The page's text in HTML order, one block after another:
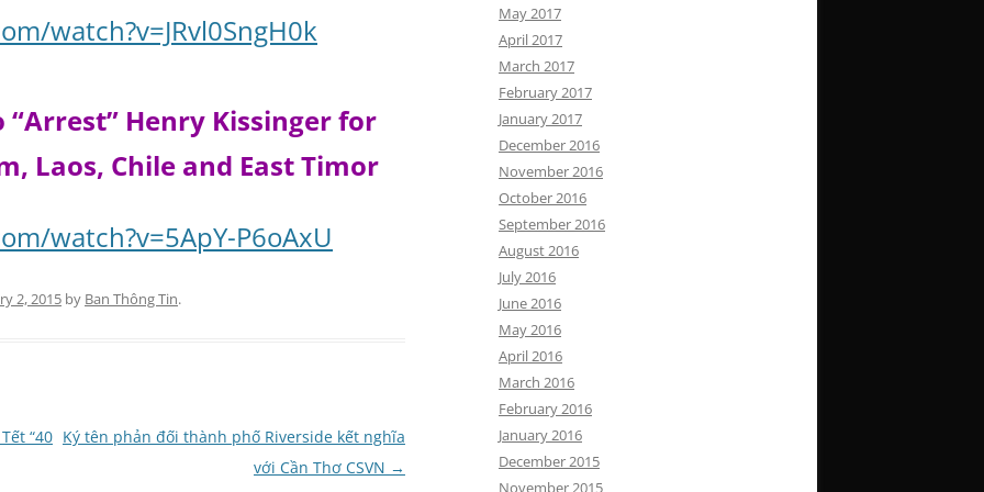
watch?v=JRvl0SngH0k
Henry Kissinger for
Laos, Chile and East Timor
watch?v=5ApY-P6oAxU
2, 2015 by Ban Thông Tin.
“40 Ký tên phản đối thành phố Riverside kết nghĩa
với Cần Thơ CSVN →
May 2017
April 2017
March 2017
February 2017
January 2017
December 2016
November 2016
October 2016
September 2016
August 2016
July 2016
June 2016
May 2016
April 2016
March 2016
February 2016
January 2016
December 2015
November 2015